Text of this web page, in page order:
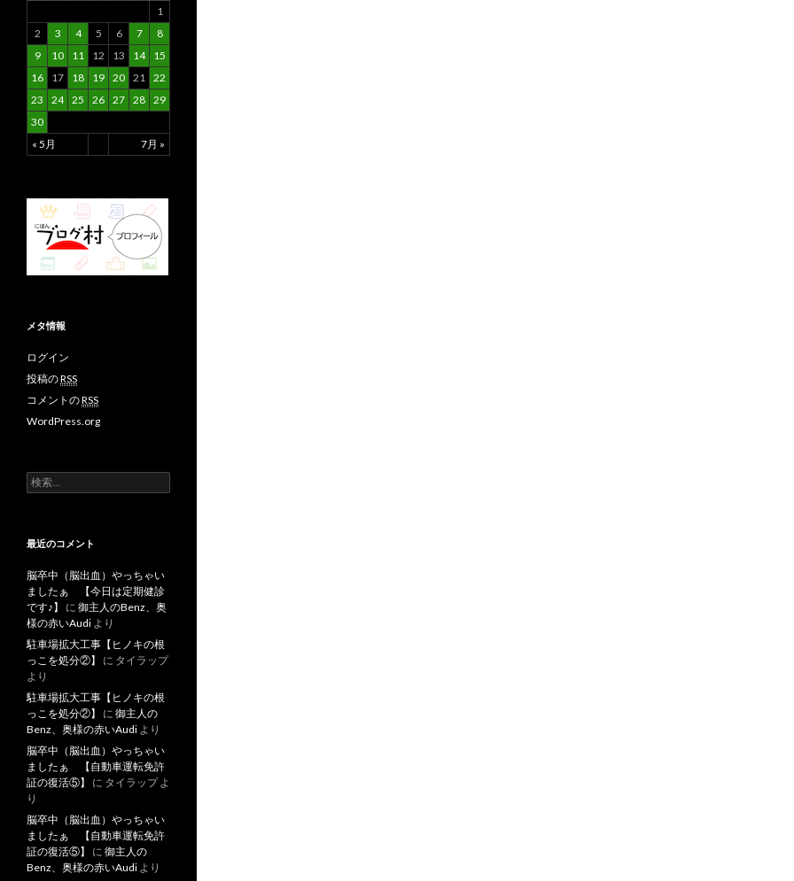
« 5月 7月 »
1
2
3 4 5 6 7
8
9
10 11 12 13 14
15
16
17 18 19 20 21 22
23
24 25 26 27 28 29
30
メタ情報
ログイン
投稿のRSS
コメントのRSS
WordPress.org
検
索
最近のコメント
脳卒中（脳出血）やっちゃい
ましたぁ 【今日は定期健診
です♪】
に 御主人のBenz、奥
様の赤いAudi より
駐車場拡大工事【ヒノキの根
っこを処分②】
に タイラップ
より
駐車場拡大工事【ヒノキの根
っこを処分②】
に 御主人の
Benz、奥様の赤いAudi より
脳卒中（脳出血）やっちゃい
ましたぁ 【自動車運転免許
証の復活⑤】
に タイラップよ
り
脳卒中（脳出血）やっちゃい
ましたぁ 【自動車運転免許
証の復活⑤】
に 御主人の
Benz、奥様の赤いAudi より